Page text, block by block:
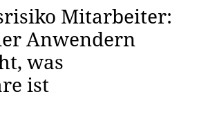
Mitarbeiter:
Anwendern
was
ist